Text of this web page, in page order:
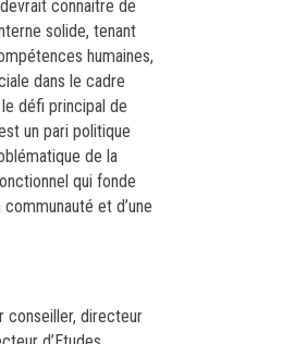
connaitre de
solide, tenant
humaines,
dans le cadre
défi principal de
un pari politique
de la
qui fonde
et d’une
conseiller, directeur